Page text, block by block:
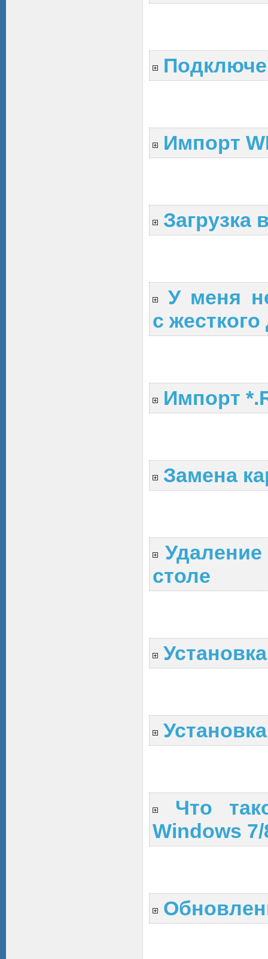
Импорт
Загрузка
У меня
с
Импорт
Замена
столе
Что
Windows 7/